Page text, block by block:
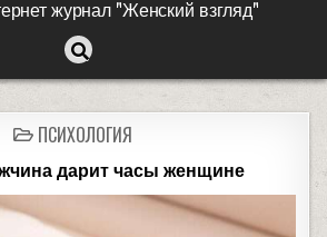
журнал "Женский взгляд"
ПСИХОЛОГИЯ
дарит часы женщине